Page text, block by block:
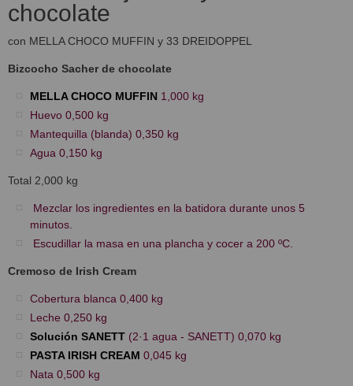
chocolate
con MELLA CHOCO MUFFIN y 33 DREIDOPPEL
Bizcocho Sacher de chocolate
MELLA CHOCO MUFFIN 1,000 kg
Huevo 0,500 kg
Mantequilla (blanda) 0,350 kg
Agua 0,150 kg
Total 2,000 kg
Mezclar los ingredientes en la batidora durante unos 5
minutos.
Escudillar la masa en una plancha y cocer a 200 ºC.
Cremoso de Irish Cream
Cobertura blanca 0,400 kg
Leche 0,250 kg
Solución SANETT (2·1 agua - SANETT) 0,070 kg
PASTA IRISH CREAM 0,045 kg
Nata 0,500 kg